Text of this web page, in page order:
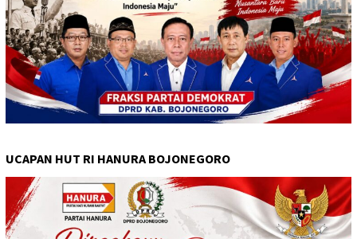
UCAPAN HUT RI HANURA BOJONEGORO